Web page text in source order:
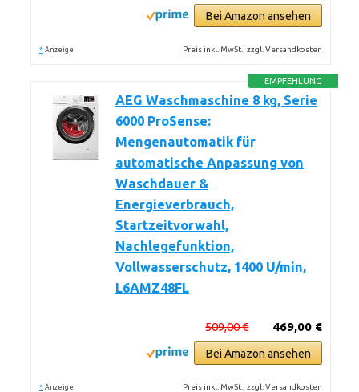
Bei Amazon ansehen
* Anzeige Preis inkl. MwSt., zzgl. Versandkosten
EMPFEHLUNG
AEG Waschmaschine 8 kg, Serie
6000 ProSense:
Mengenautomatik für
automatische Anpassung von
Waschdauer &
Energieverbrauch,
Startzeitvorwahl,
Nachlegefunktion,
Vollwasserschutz, 1400 U/min,
L6AMZ48FL
469,00 €
509,00 €
Bei Amazon ansehen
* Anzeige Preis inkl. MwSt., zzgl. Versandkosten